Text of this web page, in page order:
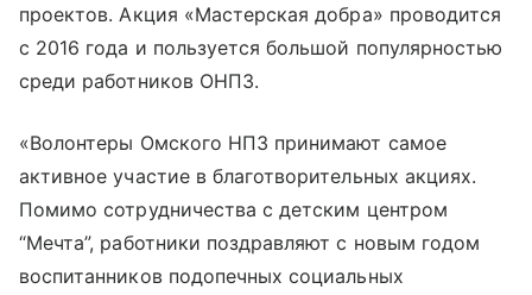
проектов. Акция «Мастерская добра» проводится
с 2016 года и пользуется большой популярностью
среди работников ОНПЗ.
«Волонтеры Омского НПЗ принимают самое
активное участие в благотворительных акциях.
Помимо сотрудничества с детским центром
“Мечта”, работники поздравляют с новым годом
воспитанников подопечных социальных